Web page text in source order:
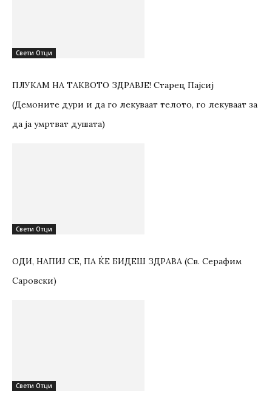
Свети Отци
ПЛУКАМ НА ТАКВОТО ЗДРАВЈЕ! Старец Пајсиј
(Демоните дури и да го лекуваат телото, го лекуваат за
да ја умртват душата)
Свети Отци
ОДИ, НАПИЈ СЕ, ПА ЌЕ БИДЕШ ЗДРАВА (Св. Серафим
Саровски)
Свети Отци